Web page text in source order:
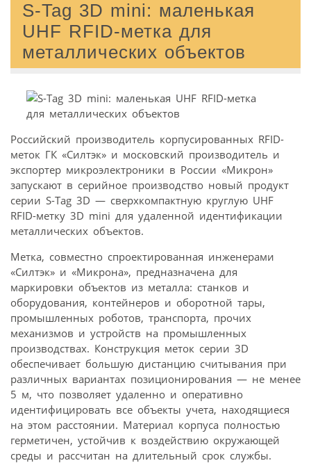
S-Tag 3D mini: маленькая
UHF RFID-метка для
металлических объектов
Российский производитель корпусированных RFID-
меток ГК «Силтэк» и московский производитель и
экспортер микроэлектроники в России «Микрон»
запускают в серийное производство новый продукт
серии S-Tag 3D — сверхкомпактную круглую UHF
RFID-метку 3D mini для удаленной идентификации
металлических объектов.
Метка, совместно спроектированная инженерами
«Силтэк» и «Микрона», предназначена для
маркировки объектов из металла: станков и
оборудования, контейнеров и оборотной тары,
промышленных роботов, транспорта, прочих
механизмов и устройств на промышленных
производствах. Конструкция меток серии 3D
обеспечивает большую дистанцию считывания при
различных вариантах позиционирования — не менее
5 м, что позволяет удаленно и оперативно
идентифицировать все объекты учета, находящиеся
на этом расстоянии. Материал корпуса полностью
герметичен, устойчив к воздействию окружающей
среды и рассчитан на длительный срок службы.